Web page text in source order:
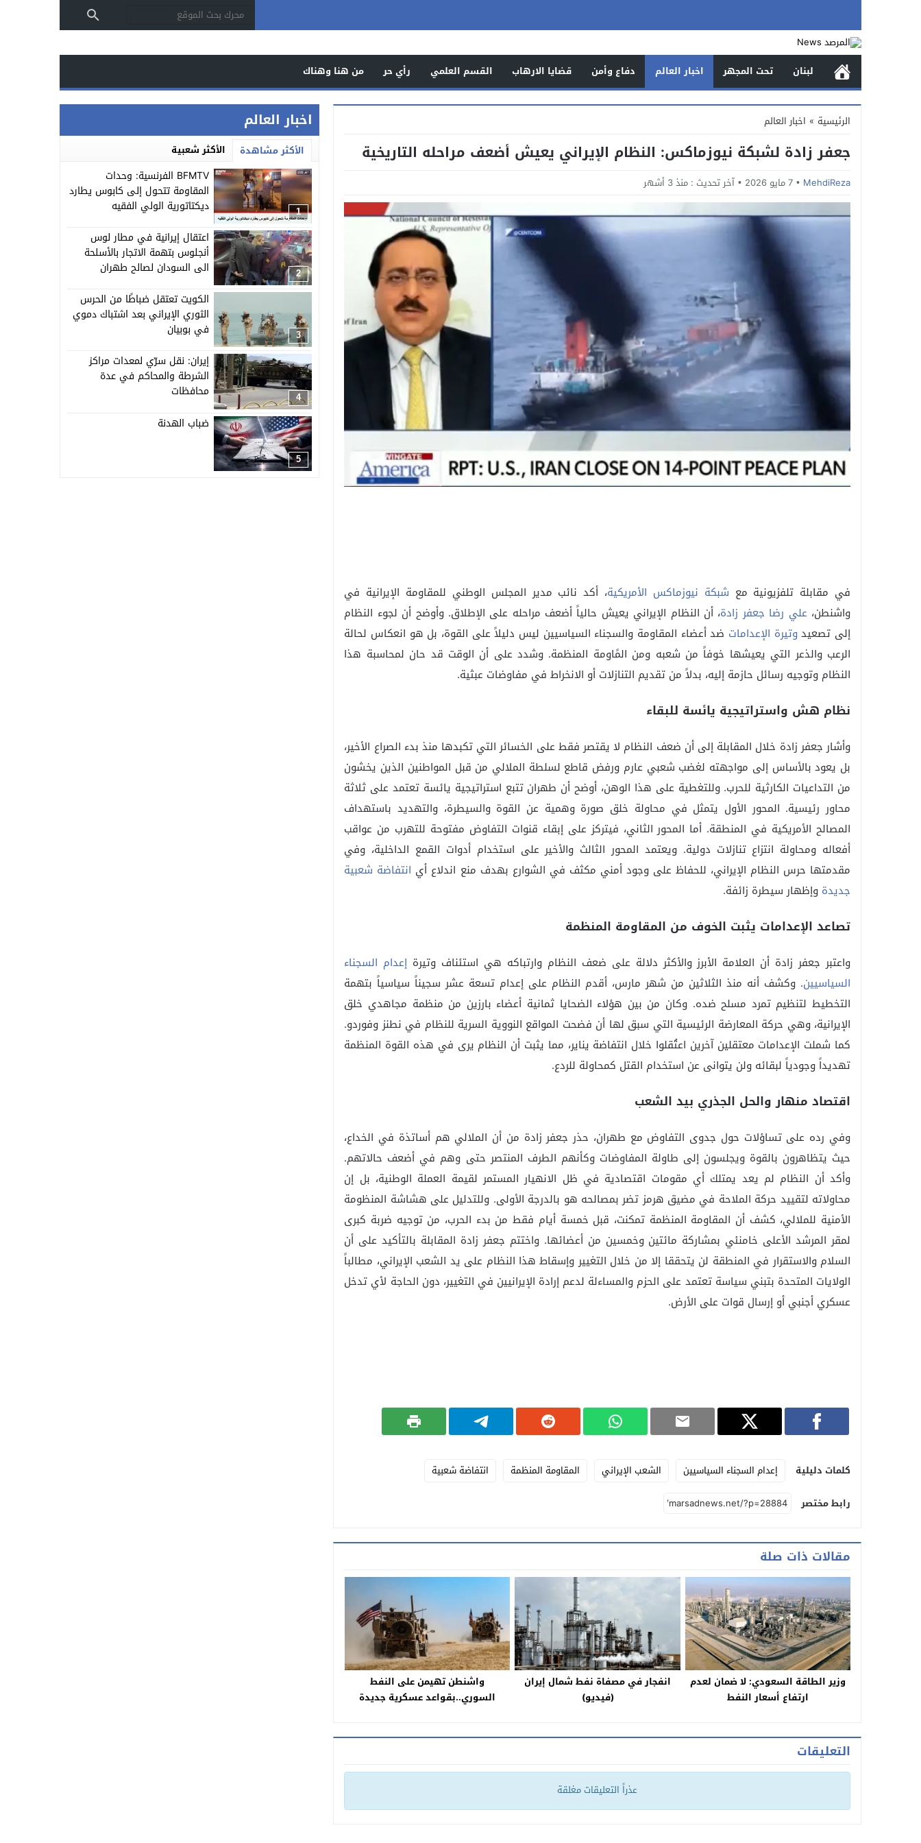
لبنان تحت المجهر اخبار العالم دفاع وأمن قضايا الارهاب القسم العلمي رأي حر من هنا وهناك
الرئيسية » اخبار العالم
جعفر زادة لشبكة نيوزماكس: النظام الإيراني يعيش أضعف مراحله التاريخية
MehdiReza 7 مايو 2026 آخر تحديث : منذ 3 أشهر
في مقابلة تلفزيونية مع شبكة نيوزماكس الأمريكية، أكد نائب مدير المجلس الوطني للمقاومة الإيرانية في
واشنطن، علي رضا جعفر زادة، أن النظام الإيراني يعيش حالياً أضعف مراحله على الإطلاق. وأوضح أن لجوء النظام
إلى تصعيدوتيرة الإعدامات ضد أعضاء المقاومة والسجناء السياسيين ليس دليلاً على القوة، بل هو انعكاس لحالة
الرعب والذعر التي يعيشها خوفاً من شعبه ومن المًاومة المنظمة. وشدد على أن الوقت قد حان لمحاسبة هذا
النظام وتوجيه رسائل حازمة إليه، بدلاً من تقديم التنازلات أو الانخراط في مفاوضات عبثية.
نظام هش واستراتيجية يائسة للبقاء
وأشار جعفر زادة خلال المقابلة إلى أن ضعف النظام لا يقتصر فقط على الخسائر التي تكبدها منذ بدء الصراع الأخير،
بل يعود بالأساس إلى مواجهته لغضب شعبي عارم ورفض قاطع لسلطة الملالي من قبل المواطنين الذين يخشون
من التداعيات الكارثية للحرب. وللتغطية على هذا الوهن، أوضح أن طهران تتبع استراتيجية يائسة تعتمد على ثلاثة
محاور رئيسية. المحور الأول يتمثل في محاولة خلق صورة وهمية عن القوة والسيطرة، والتهديد باستهداف
المصالح الأمريكية في المنطقة. أما المحور الثاني، فيتركز على إبقاء قنوات التفاوض مفتوحة للتهرب من عواقب
أفعاله ومحاولة انتزاع تنازلات دولية. ويعتمد المحور الثالث والأخير على استخدام أدوات القمع الداخلية، وفي
مقدمتها حرس النظام الإيراني، للحفاظ على وجود أمني مكثف في الشوارع بهدف منع اندلاع أي انتفاضة شعبية
جديدة وإظهار سيطرة زائفة.
تصاعد الإعدامات يثبت الخوف من المقاومة المنظمة
واعتبر جعفر زادة أن العلامة الأبرز والأكثر دلالة على ضعف النظام وارتباكه هي استئناف وتيرة إعدام السجناء
السياسيين. وكشف أنه منذ الثلاثين من شهر مارس، أقدم النظام على إعدام تسعة عشر سجيناً سياسياً بتهمة
التخطيط لتنظيم تمرد مسلح ضده. وكان من بين هؤلاء الضحايا ثمانية أعضاء بارزين من منظمة مجاهدي خلق
الإيرانية، وهي حركة المعارضة الرئيسية التي سبق لها أن فضحت المواقع النووية السرية للنظام في نطنز وفوردو.
كما شملت الإعدامات معتقلين آخرين اعتُقلوا خلال انتفاضة يناير، مما يثبت أن النظام يرى في هذه القوة المنظمة
تهديداً وجودياً لبقائه ولن يتوانى عن استخدام القتل كمحاولة للردع.
اقتصاد منهار والحل الجذري بيد الشعب
وفي رده على تساؤلات حول جدوى التفاوض مع طهران، حذر جعفر زادة من أن الملالي هم أساتذة في الخداع،
حيث يتظاهرون بالقوة ويجلسون إلى طاولة المفاوضات وكأنهم الطرف المنتصر حتى وهم في أضعف حالاتهم.
وأكد أن النظام لم يعد يمتلك أي مقومات اقتصادية في ظل الانهيار المستمر لقيمة العملة الوطنية، بل إن
محاولاته لتقييد حركة الملاحة في مضيق هرمز تضر بمصالحه هو بالدرجة الأولى. وللتدليل على هشاشة المنظومة
الأمنية للملالي، كشف أن المقاومة المنظمة تمكنت، قبل خمسة أيام فقط من بدء الحرب، من توجيه ضربة كبرى
لمقر المرشد الأعلى خامنئي بمشاركة مائتين وخمسين من أعضائها. واختتم جعفر زادة المقابلة بالتأكيد على أن
السلام والاستقرار في المنطقة لن يتحققا إلا من خلال التغيير وإسقاط هذا النظام على يد الشعب الإيراني، مطالباً
الولايات المتحدة بتبني سياسة تعتمد على الحزم والمساءلة لدعم إرادة الإيرانيين في التغيير، دون الحاجة لأي تدخل
عسكري أجنبي أو إرسال قوات على الأرض.
كلمات دليلية إعدام السجناء السياسيين الشعب الإيراني المقاومة المنظمة
انتفاضة شعبية
رابط مختصر
مقالات ذات صلة
وزير الطاقة السعودي: لا ضمان لعدم
ارتفاع أسعار النفط
انفجار في مصفاة نفط شمال إيران
(فيديو)
واشنطن تهيمن على النفط
السوري..بقواعد عسكرية جديدة
التعليقات
عذراً التعليقات مغلقة
اخبار العالم
الأكثر مشاهدة الأكثر شعبية
1
BFMTV الفرنسية: وحدات
المقاومة تتحول إلى كابوس يطارد
ديكتاتورية الولي الفقيه
2
اعتقال إيرانية في مطار لوس
أنجلوس بتهمة الاتجار بالأسلحة
الى السودان لصالح طهران
3
الكويت تعتقل ضباطًا من الحرس
الثوري الإيراني بعد اشتباك دموي
في بوبيان
4
إيران: نقل سرّي لمعدات مراكز
الشرطة والمحاكم في عدة
محافظات
5
ضباب الهدنة